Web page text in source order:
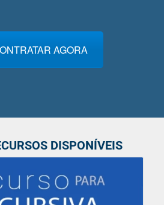
AGORA
DISPONÍVEIS